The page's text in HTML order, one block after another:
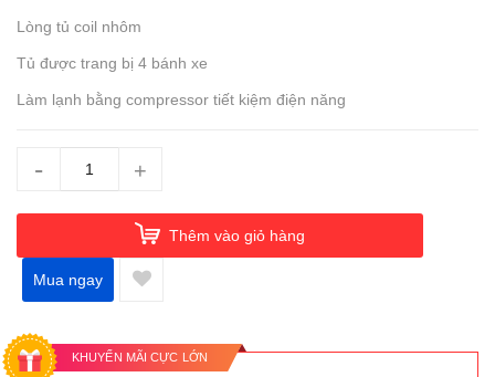
Lòng tủ coil nhôm
Tủ được trang bị 4 bánh xe
Làm lạnh bằng compressor tiết kiệm điện năng
- +
Thêm vào giỏ hàng
Mua ngay
KHUYẾN MÃI CỰC LỚN